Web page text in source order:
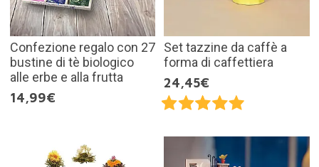
Confezione regalo con 27
bustine di tè biologico
alle erbe e alla frutta
14,99€
Set tazzine da caffè a
forma di caffettiera
24,45€